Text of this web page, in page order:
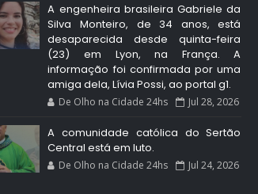
A engenheira brasileira Gabriele da
Silva Monteiro, de 34 anos, está
desaparecida desde quinta-feira
(23) em Lyon, na França. A
informação foi confirmada por uma
amiga dela, Lívia Possi, ao portal g1.
De Olho na Cidade 24hs Jul 28, 2026
A comunidade católica do Sertão
Central está em luto.
De Olho na Cidade 24hs Jul 24, 2026